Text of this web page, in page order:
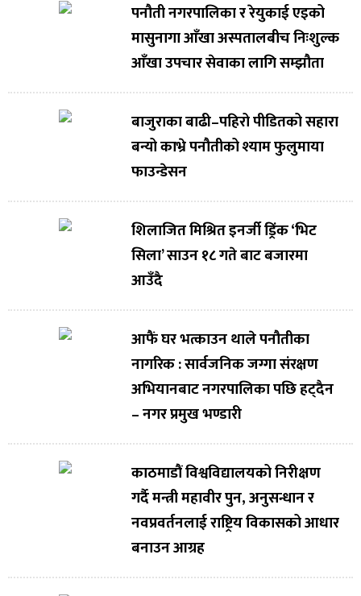
पनौती नगरपालिका र रेयुकाई एइको
मासुनागा आँखा अस्पतालबीच निःशुल्क
आँखा उपचार सेवाका लागि सम्झौता
बाजुराका बाढी–पहिरो पीडितको सहारा
बन्यो काभ्रे पनौतीको श्याम फुलुमाया
फाउन्डेसन
शिलाजित मिश्रित इनर्जी ड्रिंक ‘भिट
सिला’ साउन १८ गते बाट बजारमा
आउँदै
आफैं घर भत्काउन थाले पनौतीका
नागरिक : सार्वजनिक जग्गा संरक्षण
अभियानबाट नगरपालिका पछि हट्दैन
– नगर प्रमुख भण्डारी
काठमाडौं विश्वविद्यालयको निरीक्षण
गर्दै मन्त्री महावीर पुन, अनुसन्धान र
नवप्रवर्तनलाई राष्ट्रिय विकासको आधार
बनाउन आग्रह